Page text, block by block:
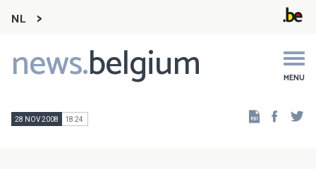
NL
news.belgium MENU
Main
navigation
28 NOV 2008 18:24